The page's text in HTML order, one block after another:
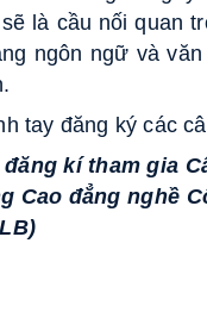
là cầu nối quan
ngôn ngữ và
tay đăng ký các
đăng kí tham gia
Cao đẳng nghề